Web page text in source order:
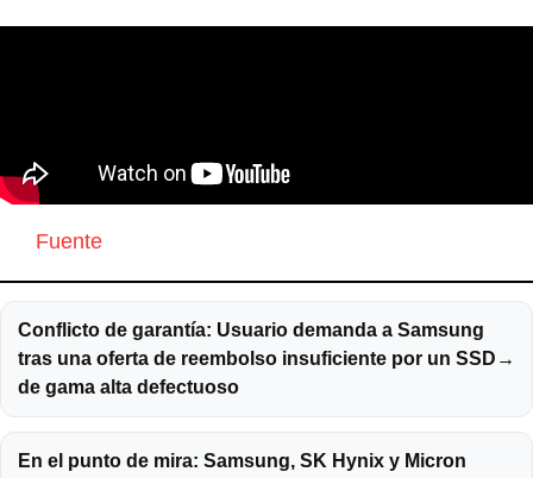
Fuente
Conflicto de garantía: Usuario demanda a Samsung
tras una oferta de reembolso insuficiente por un SSD
de gama alta defectuoso
→
En el punto de mira: Samsung, SK Hynix y Micron